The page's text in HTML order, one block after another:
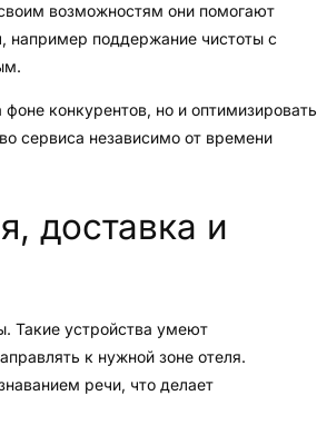
возможностям они помогают
например поддержание чистоты с
конкурентов, но и оптимизировать
сервиса независимо от времени
доставка и
Такие устройства умеют
к нужной зоне отеля.
речи, что делает